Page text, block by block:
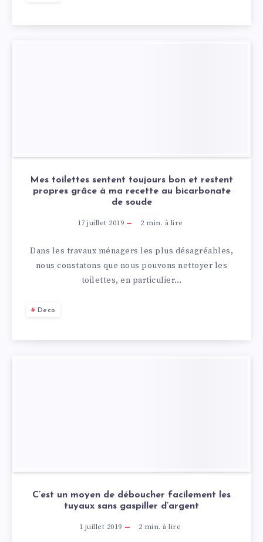
Mes toilettes sentent toujours bon et restent
propres grâce à ma recette au bicarbonate
de soude
17 juillet 2019 2 min. à lire
Dans les travaux ménagers les plus désagréables,
nous constatons que nous pouvons nettoyer les
toilettes, en particulier…
Deco
C’est un moyen de déboucher facilement les
tuyaux sans gaspiller d’argent
1 juillet 2019 2 min. à lire